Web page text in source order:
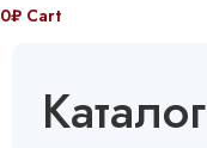
0₽ Cart
Каталог